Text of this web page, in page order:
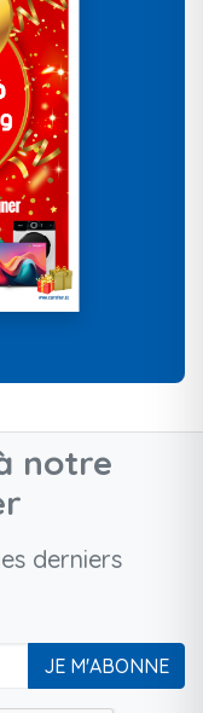
notre
derniers
JE M'ABONNE